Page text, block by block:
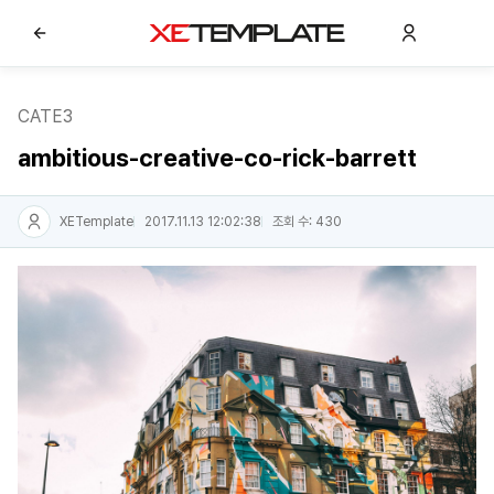
CATE3
ambitious-creative-co-rick-barrett
XETemplate 2017.11.13 12:02:38 조회 수: 430